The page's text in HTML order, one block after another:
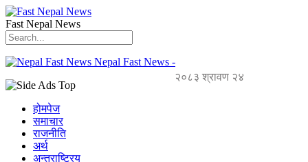
Fast Nepal News
Nepal Fast News -
२०८३ श्रावण २४
होमपेज
समाचार
राजनीति
अर्थ
अन्तराष्ट्रिय